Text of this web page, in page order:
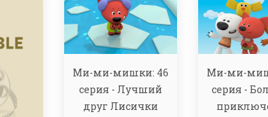
Ми-ми-мишки: 46
серия - Лучший
друг Лисички
Ми-ми-
серия -